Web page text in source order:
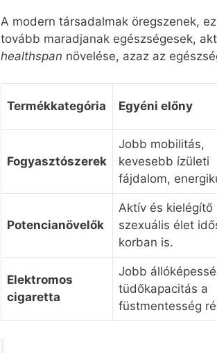
A modern társadalmak öregszenek,
tovább maradjanak egészségesek,
healthspan növelése, azaz az
Termékkategória Egyéni előny
Fogyasztószerek
Jobb mobilitás,
kevesebb ízületi
fájdalom,
Potencianövelők
Aktív és kielégítő
szexuális élet
korban is.
Elektromos
cigaretta
Jobb
tüdőkapacitás a
füstmentesség